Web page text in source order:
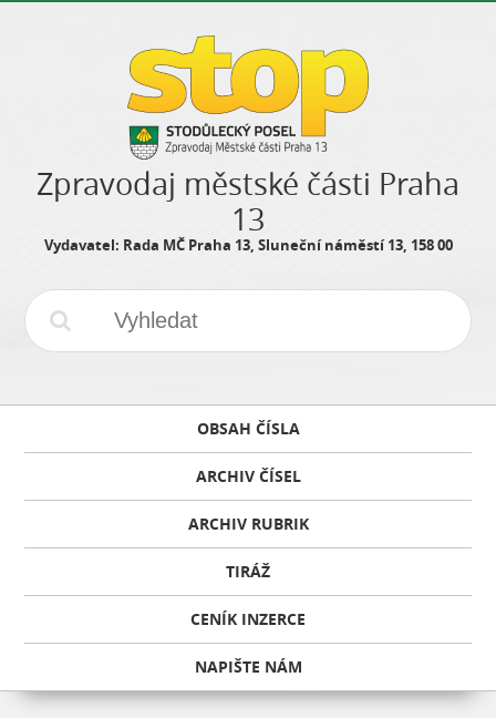
Zpravodaj městské části Praha
13
Vydavatel: Rada MČ Praha 13, Sluneční náměstí 13, 158 00
OBSAH ČÍSLA
ARCHIV ČÍSEL
ARCHIV RUBRIK
TIRÁŽ
CENÍK INZERCE
NAPIŠTE NÁM